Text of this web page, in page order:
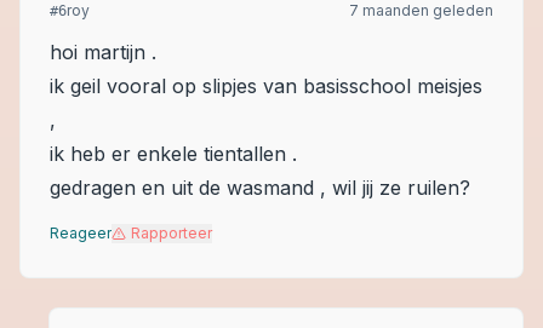
#6roy 7 maanden geleden
hoi martijn .
ik geil vooral op slipjes van basisschool meisjes
,
ik heb er enkele tientallen .
gedragen en uit de wasmand , wil jij ze ruilen?
Reageer Rapporteer